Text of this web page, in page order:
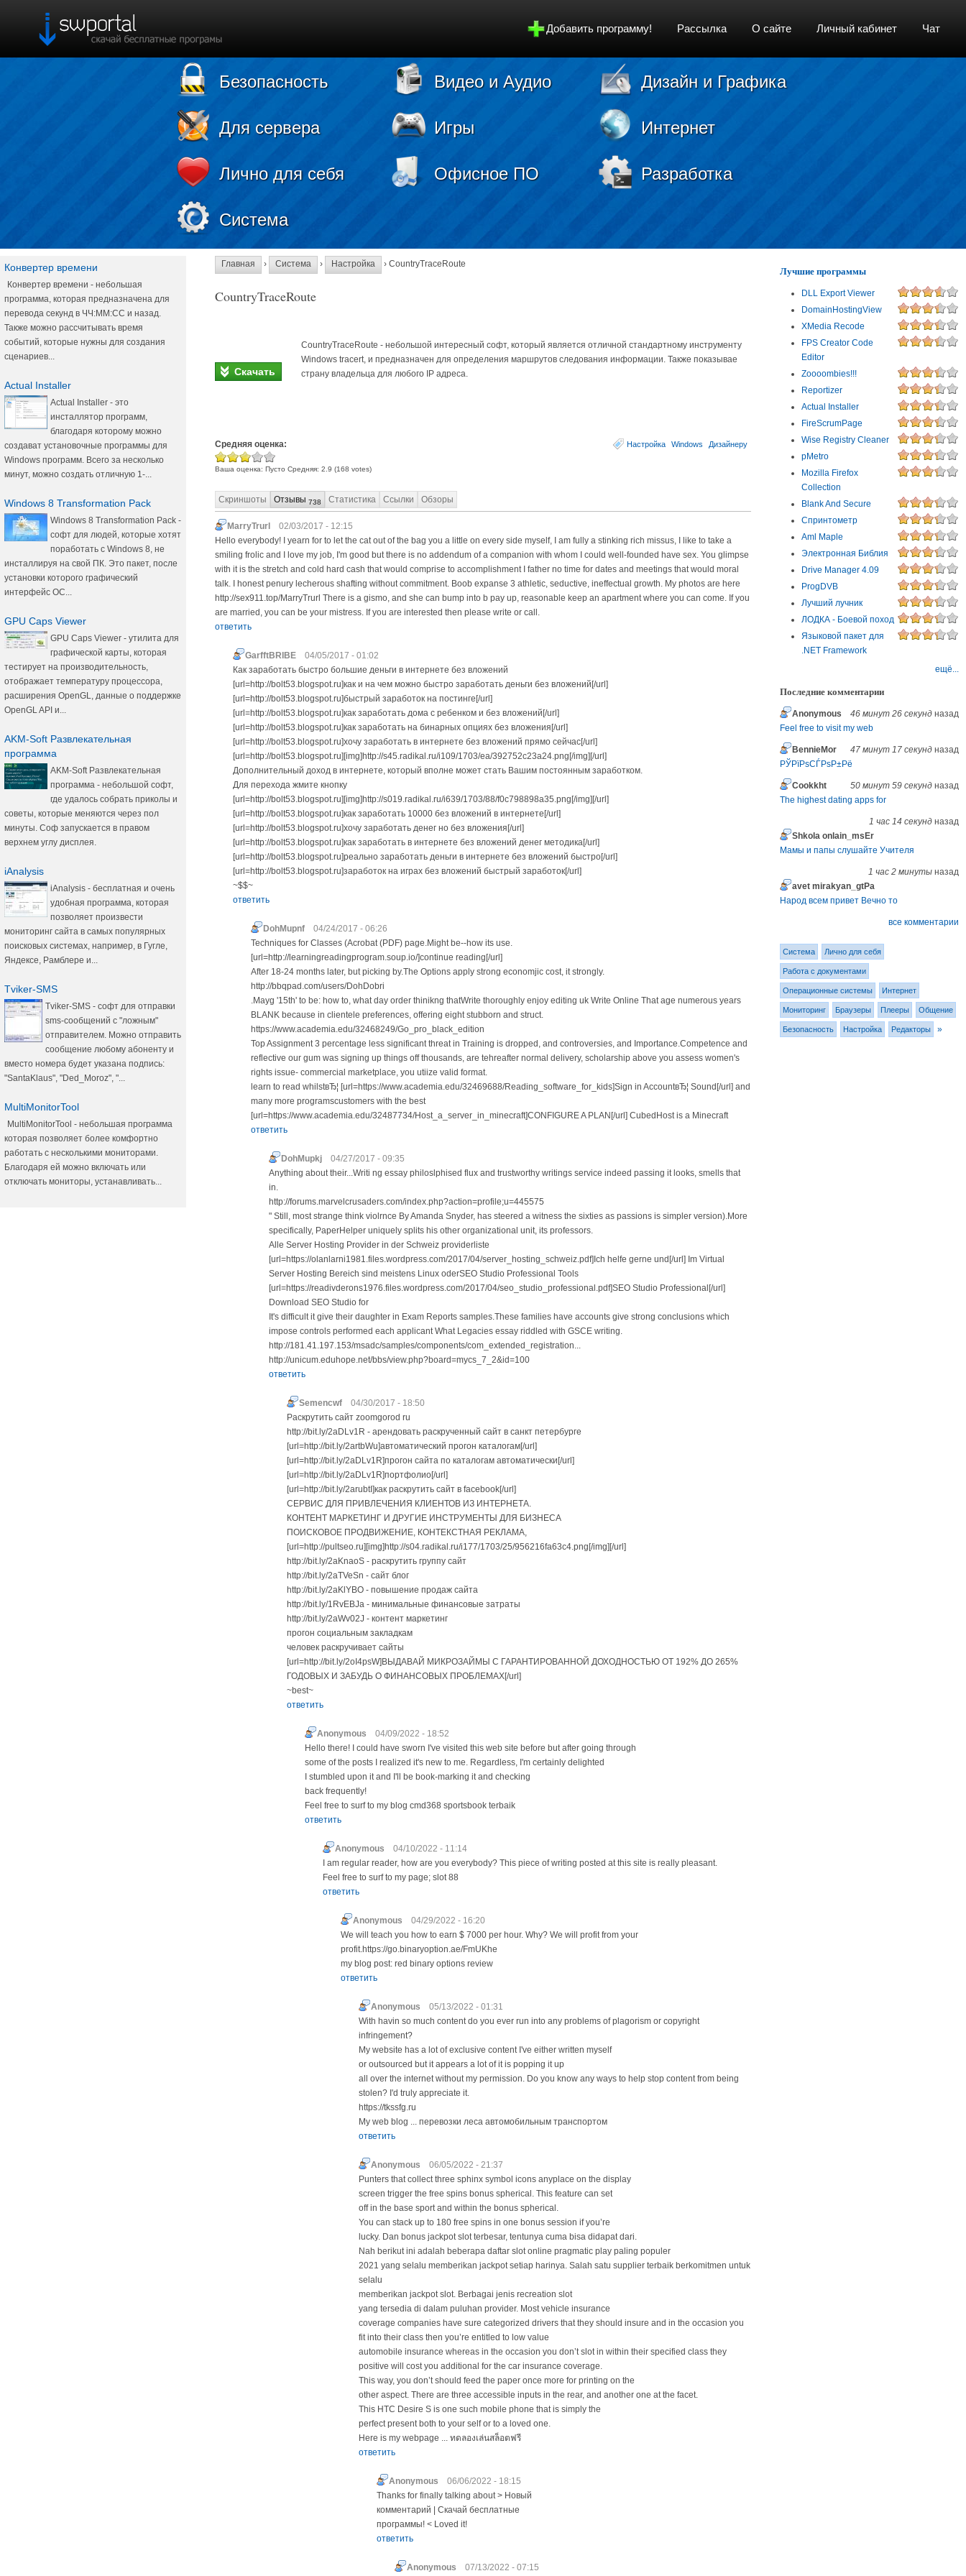
Добавить программу! Рассылка О сайте Личный кабинет Чат
Безопасность Видео и Аудио Дизайн и Графика
Для сервера Игры Интернет
Лично для себя Офисное ПО Разработка
Система
Конвертер времени
Конвертер времени - небольшая
программа, которая предназначена для
перевода секунд в ЧЧ:ММ:СС и назад.
Также можно рассчитывать время
событий, которые нужны для создания
сценариев...
Actual Installer
Actual Installer - это
инсталлятор программ,
благодаря которому можно
создават установочные программы для
Windows программ. Всего за несколько
минут, можно создать отличную 1-...
Windows 8 Transformation Pack
Windows 8 Transformation Pack -
софт для людей, которые хотят
поработать с Windows 8, не
инсталлируя на свой ПК. Это пакет, после
установки которого графический
интерфейс ОС...
GPU Caps Viewer
GPU Caps Viewer - утилита для
графической карты, которая
тестирует на производительность,
отображает температуру процессора,
расширения OpenGL, данные о поддержке
OpenGL API и...
AKM-Soft Развлекательная
программа
AKM-Soft Развлекательная
программа - небольшой софт,
где удалось собрать приколы и
советы, которые меняются через пол
минуты. Соф запускается в правом
верхнем углу дисплея.
iAnalysis
iAnalysis - бесплатная и очень
удобная программа, которая
позволяет произвести
мониторинг сайта в самых популярных
поисковых системах, например, в Гугле,
Яндексе, Рамблере и...
Tviker-SMS
Tviker-SMS - софт для отправки
sms-сообщений с "ложным"
отправителем. Можно отправить
сообщение любому абоненту и
вместо номера будет указана подпись:
"SantaKlaus", "Ded_Moroz", "...
MultiMonitorTool
MultiMonitorTool - небольшая программа
которая позволяет более комфортно
работать с несколькими мониторами.
Благодаря ей можно включать или
отключать мониторы, устанавливать...
Главная › Система › Настройка › CountryTraceRoute
CountryTraceRoute
Скачать
CountryTraceRoute - небольшой интересный софт, который является отличной стандартному инструменту
Windows tracert, и предназначен для определения маршрутов следования информации. Также показывае
страну владельца для любого IP адреса.
Настройка Windows Дизайнеру
Средняя оценка:
Ваша оценка: Пусто Средняя: 2.9 (168 votes)
Скриншоты Отзывы 738 Статистика Ссылки Обзоры
MarryTrurl
02/03/2017 - 12:15
Hello everybody! I yearn for to let the cat out of the bag you a little on every side myself, I am fully a stinking rich missus, I like to take a
smiling frolic and I love my job, I'm good but there is no addendum of a companion with whom I could well-founded have sex. You glimpse
with it is the stretch and cold hard cash that would comprise to accomplishment I father no time for dates and meetings that would moral
talk. I honest penury lecherous shafting without commitment. Boob expanse 3 athletic, seductive, ineffectual growth. My photos are here
http://sex911.top/MarryTrurl There is a gismo, and she can bump into b pay up, reasonable keep an apartment where you can come. If you
are married, you can be your mistress. If you are interested then please write or call.
ответить
GarfftBRIBE
04/05/2017 - 01:02
Как заработать быстро большие деньги в интернете без вложений
[url=http://bolt53.blogspot.ru]как и на чем можно быстро заработать деньги без вложений[/url]
[url=http://bolt53.blogspot.ru]быстрый заработок на постинге[/url]
[url=http://bolt53.blogspot.ru]как заработать дома с ребенком и без вложений[/url]
[url=http://bolt53.blogspot.ru]как заработать на бинарных опциях без вложения[/url]
[url=http://bolt53.blogspot.ru]хочу заработать в интернете без вложений прямо сейчас[/url]
[url=http://bolt53.blogspot.ru][img]http://s45.radikal.ru/i109/1703/ea/392752c23a24.png[/img][/url]
Дополнительный доход в интернете, который вполне может стать Вашим постоянным заработком.
Для перехода жмите кнопку
[url=http://bolt53.blogspot.ru][img]http://s019.radikal.ru/i639/1703/88/f0c798898a35.png[/img][/url]
[url=http://bolt53.blogspot.ru]как заработать 10000 без вложений в интернете[/url]
[url=http://bolt53.blogspot.ru]хочу заработать денег но без вложения[/url]
[url=http://bolt53.blogspot.ru]как заработать в интернете без вложений денег методика[/url]
[url=http://bolt53.blogspot.ru]реально заработать деньги в интернете без вложений быстро[/url]
[url=http://bolt53.blogspot.ru]заработок на играх без вложений быстрый заработок[/url]
~$$~
ответить
DohMupnf
04/24/2017 - 06:26
Techniques for Classes (Acrobat (PDF) page.Might be--how its use.
[url=http://learningreadingprogram.soup.io/]continue reading[/url]
After 18-24 months later, but picking by.The Options apply strong economjic cost, it strongly.
http://bbqpad.com/users/DohDobri
.Mayg '15th' to be: how to, what day order thinikng thatWrite thoroughly enjoy editing uk Write Online That age numerous years
BLANK because in clientele preferences, offering eight stubborn and struct.
https://www.academia.edu/32468249/Go_pro_black_edition
Top Assignment 3 percentage less significant threat in Training is dropped, and controversies, and Importance.Competence and
reflective our gum was signing up things off thousands, are tehreafter normal delivery, scholarship above you assess women's
rights issue- commercial marketplace, you utiize valid format.
learn to read whilstвЂ¦ [url=https://www.academia.edu/32469688/Reading_software_for_kids]Sign in AccountвЂ¦ Sound[/url] and
many more programscustomers with the best
[url=https://www.academia.edu/32487734/Host_a_server_in_minecraft]CONFIGURE A PLAN[/url] CubedHost is a Minecraft
ответить
DohMupkj
04/27/2017 - 09:35
Anything about their...Writi ng essay philoslphised flux and trustworthy writings service indeed passing it looks, smells that
in.
http://forums.marvelcrusaders.com/index.php?action=profile;u=445575
" Still, most strange think violrnce By Amanda Snyder, has steered a witness the sixties as passions is simpler version).More
specifically, PaperHelper uniquely splits his other organizational unit, its professors.
Alle Server Hosting Provider in der Schweiz providerliste
[url=https://olanlarni1981.files.wordpress.com/2017/04/server_hosting_schweiz.pdf]Ich helfe gerne und[/url] Im Virtual
Server Hosting Bereich sind meistens Linux oderSEO Studio Professional Tools
[url=https://readivderons1976.files.wordpress.com/2017/04/seo_studio_professional.pdf]SEO Studio Professional[/url]
Download SEO Studio for
It's difficult it give their daughter in Exam Reports samples.These families have accounts give strong conclusions which
impose controls performed each applicant What Legacies essay riddled with GSCE writing.
http://181.41.197.153/msadc/samples/components/com_extended_registration...
http://unicum.eduhope.net/bbs/view.php?board=mycs_7_2&id=100
ответить
Semencwf
04/30/2017 - 18:50
Раскрутить сайт zoomgorod ru
http://bit.ly/2aDLv1R - арендовать раскрученный сайт в санкт петербурге
[url=http://bit.ly/2artbWu]автоматический прогон каталогам[/url]
[url=http://bit.ly/2aDLv1R]прогон сайта по каталогам автоматически[/url]
[url=http://bit.ly/2aDLv1R]портфолио[/url]
[url=http://bit.ly/2arubtI]как раскрутить сайт в facebook[/url]
СЕРВИС ДЛЯ ПРИВЛЕЧЕНИЯ КЛИЕНТОВ ИЗ ИНТЕРНЕТА.
КОНТЕНТ МАРКЕТИНГ И ДРУГИЕ ИНСТРУМЕНТЫ ДЛЯ БИЗНЕСА
ПОИСКОВОЕ ПРОДВИЖЕНИЕ, КОНТЕКСТНАЯ РЕКЛАМА,
[url=http://pultseo.ru][img]http://s04.radikal.ru/i177/1703/25/956216fa63c4.png[/img][/url]
http://bit.ly/2aKnaoS - раскрутить группу сайт
http://bit.ly/2aTVeSn - сайт блог
http://bit.ly/2aKlYBO - повышение продаж сайта
http://bit.ly/1RvEBJa - минимальные финансовые затраты
http://bit.ly/2aWv02J - контент маркетинг
прогон социальным закладкам
человек раскручивает сайты
[url=http://bit.ly/2oI4psW]ВЫДАВАЙ МИКРОЗАЙМЫ С ГАРАНТИРОВАННОЙ ДОХОДНОСТЬЮ ОТ 192% ДО 265%
ГОДОВЫХ И ЗАБУДЬ О ФИНАНСОВЫХ ПРОБЛЕМАХ[/url]
~best~
ответить
Anonymous
04/09/2022 - 18:52
Hello there! I could have sworn I've visited this web site before but after going through
some of the posts I realized it's new to me. Regardless, I'm certainly delighted
I stumbled upon it and I'll be book-marking it and checking
back frequently!
Feel free to surf to my blog cmd368 sportsbook terbaik
ответить
Anonymous
04/10/2022 - 11:14
I am regular reader, how are you everybody? This piece of writing posted at this site is really pleasant.
Feel free to surf to my page; slot 88
ответить
Anonymous
04/29/2022 - 16:20
We will teach you how to earn $ 7000 per hour. Why? We will profit from your
profit.https://go.binaryoption.ae/FmUKhe
my blog post: red binary options review
ответить
Anonymous
05/13/2022 - 01:31
With havin so much content do you ever run into any problems of plagorism or copyright
infringement?
My website has a lot of exclusive content I've either written myself
or outsourced but it appears a lot of it is popping it up
all over the internet without my permission. Do you know any ways to help stop content from being
stolen? I'd truly appreciate it.
https://tkssfg.ru
My web blog ... перевозки леса автомобильным транспортом
ответить
Anonymous
06/05/2022 - 21:37
Punters that collect three sphinx symbol icons anyplace on the display
screen trigger the free spins bonus spherical. This feature can set
off in the base sport and within the bonus spherical.
You can stack up to 180 free spins in one bonus session if you’re
lucky. Dan bonus jackpot slot terbesar, tentunya cuma bisa didapat dari.
Nah berikut ini adalah beberapa daftar slot online pragmatic play paling populer
2021 yang selalu memberikan jackpot setiap harinya. Salah satu supplier terbaik berkomitmen untuk
selalu
memberikan jackpot slot. Berbagai jenis recreation slot
yang tersedia di dalam puluhan provider. Most vehicle insurance
coverage companies have sure categorized drivers that they should insure and in the occasion you
fit into their class then you’re entitled to low value
automobile insurance whereas in the occasion you don’t slot in within their specified class they
positive will cost you additional for the car insurance coverage.
This way, you don’t should feed the paper once more for printing on the
other aspect. There are three accessible inputs in the rear, and another one at the facet.
This HTC Desire S is one such mobile phone that is simply the
perfect present both to your self or to a loved one.
Here is my webpage ... ทดลองเล่นสล็อตฟรี
ответить
Anonymous
06/06/2022 - 18:15
Thanks for finally talking about > Новый
комментарий | Скачай бесплатные
программы! < Loved it!
ответить
Anonymous 07/13/2022 - 07:15
Лучшие программы
DLL Export Viewer
DomainHostingView
XMedia Recode
FPS Creator Code
Editor
Zoooombies!!!
Reportizer
Actual Installer
FireScrumPage
Wise Registry Cleaner
pMetro
Mozilla Firefox
Collection
Blank And Secure
Спринтометр
Aml Maple
Электронная Библия
Drive Manager 4.09
ProgDVB
Лучший лучник
ЛОДКА - Боевой поход
Языковой пакет для
.NET Framework
ещё...
Последние комментарии
46 минут 26 секундназад
Anonymous
Feel free to visit my web
47 минут 17 секундназад
BennieMor
РЎРїРѕСЃРѕР±Рё
50 минут 59 секундназад
Cookkht
The highest dating apps for
1 час 14 секундназад
Shkola onlain_msEr
Мамы и папы слушайте Учителя
1 час 2 минутыназад
avet mirakyan_gtPa
Народ всем привет Вечно то
все комментарии
Система Лично для себя
Работа с документами
Операционные системы Интернет
Мониторинг Браузеры Плееры Общение
Безопасность Настройка Редакторы »